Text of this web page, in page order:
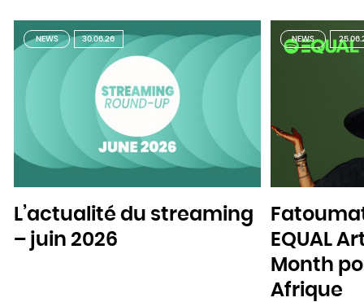
NEWS 30.06.26
L’actualité du streaming
– juin 2026
NEWS
EQUAL
Month
Afrique